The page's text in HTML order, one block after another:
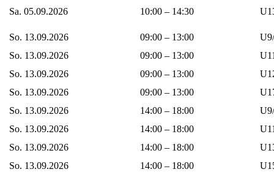
Sa. 05.09.2026 10:00 – 14:30
So. 13.09.2026 09:00 – 13:00
So. 13.09.2026
09:00 – 13:00
So. 13.09.2026
09:00 – 13:00
So. 13.09.2026
09:00 – 13:00
So. 13.09.2026
14:00 – 18:00
So. 13.09.2026
14:00 – 18:00
So. 13.09.2026
14:00 – 18:00
So. 13.09.2026
14:00 – 18:00